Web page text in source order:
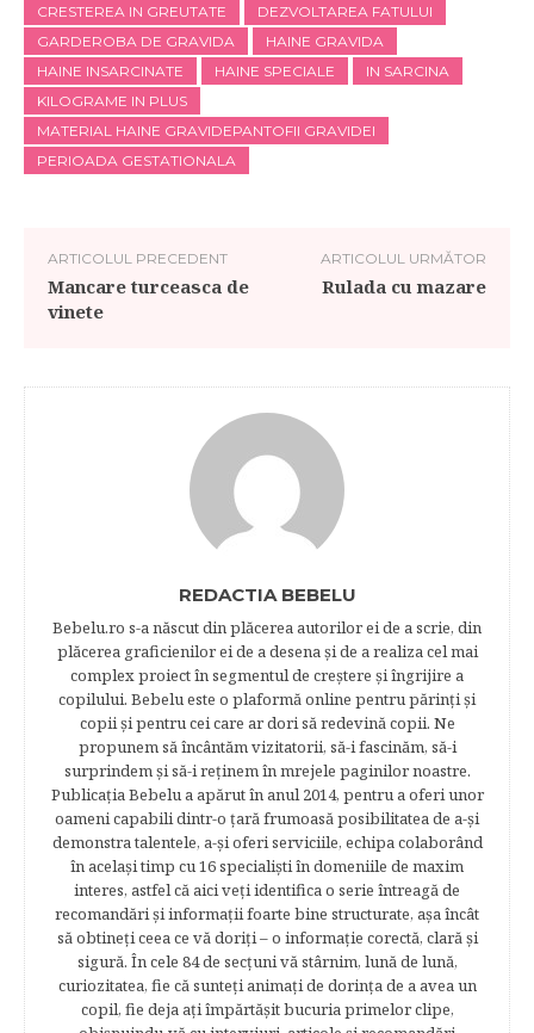
CRESTEREA IN GREUTATE
DEZVOLTAREA FATULUI
GARDEROBA DE GRAVIDA
HAINE GRAVIDA
HAINE INSARCINATE
HAINE SPECIALE
IN SARCINA
KILOGRAME IN PLUS
MATERIAL HAINE GRAVIDEPANTOFII GRAVIDEI
PERIOADA GESTATIONALA
ARTICOLUL PRECEDENT
Mancare turceasca de
vinete
ARTICOLUL URMĂTOR
Rulada cu mazare
REDACTIA BEBELU
Bebelu.ro s-a născut din plăcerea autorilor ei de a scrie, din
plăcerea graficienilor ei de a desena şi de a realiza cel mai
complex proiect în segmentul de creştere şi îngrijire a
copilului. Bebelu este o plaformă online pentru părinţi şi
copii şi pentru cei care ar dori să redevină copii. Ne
propunem să încântăm vizitatorii, să-i fascinăm, să-i
surprindem şi să-i reţinem în mrejele paginilor noastre.​
Publicația Bebelu a apărut în anul 2014, pentru a oferi unor
oameni capabili dintr-o ţară frumoasă posibilitatea de a-şi
demonstra talentele, a-şi oferi serviciile, echipa colaborând
în acelaşi timp cu 16 specialişti în domeniile de maxim
interes, astfel că aici veţi identifica o serie întreagă de
recomandări şi informaţii foarte bine structurate, aşa încât
să obtineţi ceea ce vă doriţi – o informaţie corectă, clară şi
sigură. În cele 84 de secțuni vă stârnim, lună de lună,
curiozitatea, fie că sunteţi animaţi de dorinţa de a avea un
copil, fie deja aţi împărtăşit bucuria primelor clipe,